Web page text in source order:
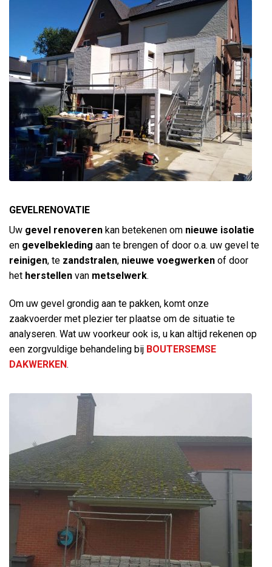
GEVELRENOVATIE
Uw gevel renoveren kan betekenen om nieuwe isolatie
en gevelbekleding aan te brengen of door o.a. uw gevel te
reinigen, te zandstralen, nieuwe voegwerken of door
het herstellen van metselwerk.
Om uw gevel grondig aan te pakken, komt onze
zaakvoerder met plezier ter plaatse om de situatie te
analyseren. Wat uw voorkeur ook is, u kan altijd rekenen op
een zorgvuldige behandeling bij BOUTERSEMSE
DAKWERKEN.